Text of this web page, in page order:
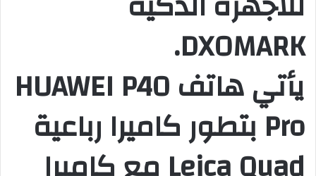
DXOMARK.
يأتي هاتف HUAWEI P40
Pro بتطور كاميرا رباعية